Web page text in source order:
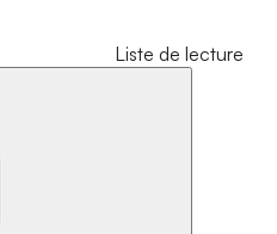
Liste de lecture